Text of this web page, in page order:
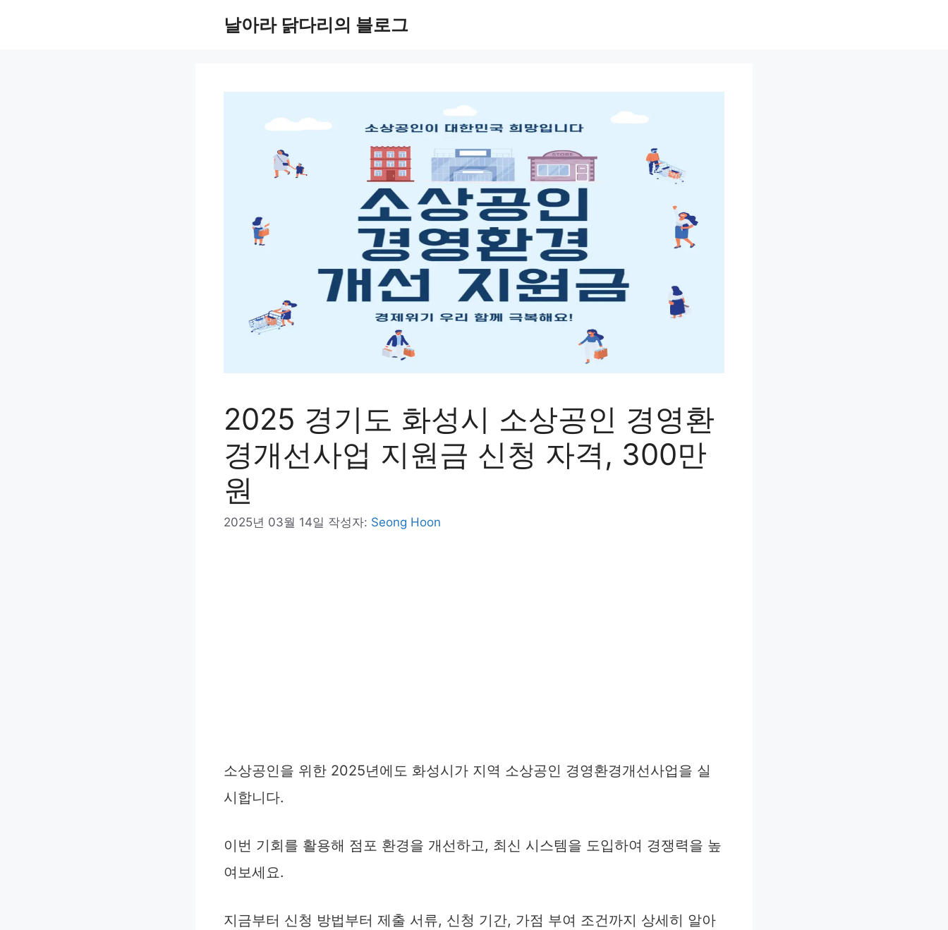
날아라 닭다리의 블로그
2025 경기도 화성시 소상공인 경영환
경개선사업 지원금 신청 자격, 300만
원
2025년 03월 14일 작성자: Seong Hoon
소상공인을 위한 2025년에도 화성시가 지역 소상공인 경영환경개선사업을 실
시합니다.
이번 기회를 활용해 점포 환경을 개선하고, 최신 시스템을 도입하여 경쟁력을 높
여보세요.
지금부터 신청 방법부터 제출 서류, 신청 기간, 가점 부여 조건까지 상세히 알아